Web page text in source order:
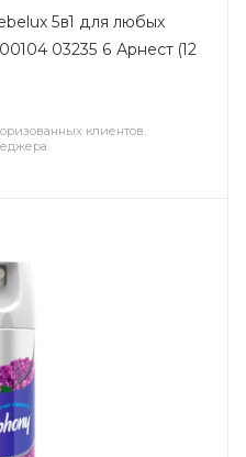
5в1 для любых
клиентов.